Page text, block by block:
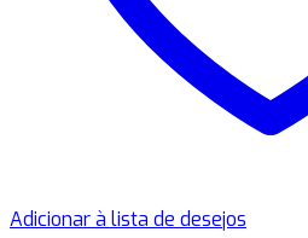
Adicionar à lista de desejos